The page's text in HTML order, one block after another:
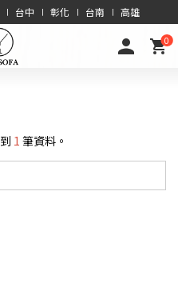
∣ 台中 ∣ 彰化 ∣ 台南 ∣ 高雄
0
1 筆資料。